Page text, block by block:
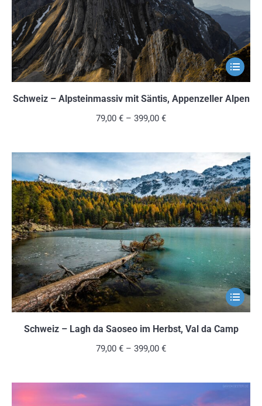
gewählt
werden
Dieses
Produkt
weist
Die
Optionen
können
auf
der
gewählt
werden
Schweiz – Alpsteinmassiv mit Säntis, Appenzeller Alpen
79,00 € – 399,00 €
Dieses
Produkt
weist
Schweiz – Lagh da Saoseo im Herbst, Val da Camp
79,00 € – 399,00 €